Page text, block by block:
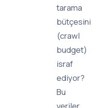
tarama
bütçesini
(crawl
budget)
israf
ediyor?
Bu